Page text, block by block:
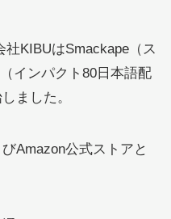
社KIBUはSmackape（ス
インパクト80日本語配
ました。
Amazon公式ストアと